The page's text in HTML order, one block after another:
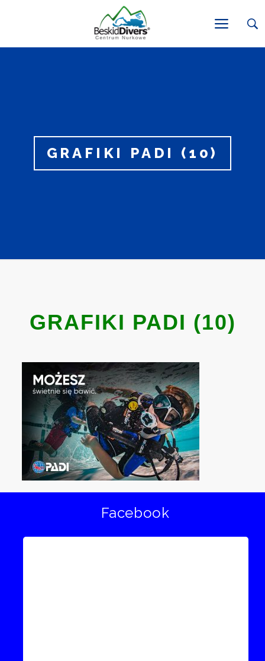
GRAFIKI PADI (10)
GRAFIKI PADI (10)
Facebook